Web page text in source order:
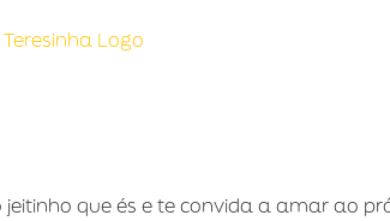
jeitinho que és e te convida a amar ao